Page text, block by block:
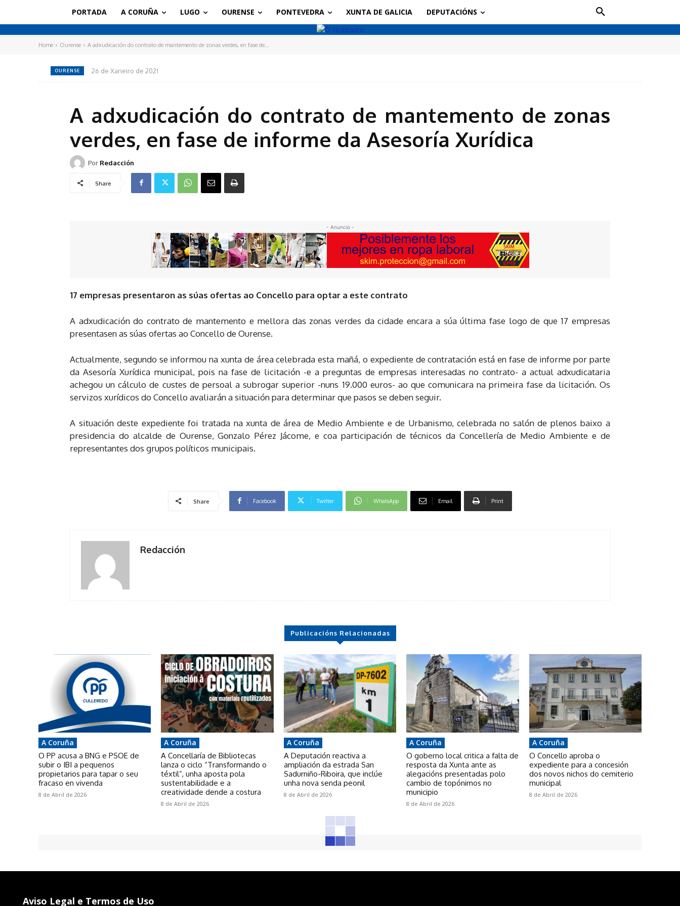
PORTADA A CORUÑA LUGO OURENSE PONTEVEDRA XUNTA DE GALICIA DEPUTACIÓNS
Home Ourense A adxudicación do contrato de mantemento de zonas verdes, en fase de...
OURENSE 26 de Xaneiro de 2021
A adxudicación do contrato de mantemento de zonas
verdes, en fase de informe da Asesoría Xurídica
Por Redacción
Share
- Anuncio -
17 empresas presentaron as súas ofertas ao Concello para optar a este contrato
A adxudicación do contrato de mantemento e mellora das zonas verdes da cidade encara a súa última fase logo de que 17 empresas
presentasen as súas ofertas ao Concello de Ourense.
Actualmente, segundo se informou na xunta de área celebrada esta mañá, o expediente de contratación está en fase de informe por parte
da Asesoría Xurídica municipal, pois na fase de licitación -e a preguntas de empresas interesadas no contrato- a actual adxudicataria
achegou un cálculo de custes de persoal a subrogar superior -nuns 19.000 euros- ao que comunicara na primeira fase da licitación. Os
servizos xurídicos do Concello avaliarán a situación para determinar que pasos se deben seguir.
A situación deste expediente foi tratada na xunta de área de Medio Ambiente e de Urbanismo, celebrada no salón de plenos baixo a
presidencia do alcalde de Ourense, Gonzalo Pérez Jácome, e coa participación de técnicos da Concellería de Medio Ambiente e de
representantes dos grupos políticos municipais.
Share Facebook Twitter WhatsApp Email Print
Redacción
Publicacións Relacionadas
A Coruña
O PP acusa a BNG e PSOE de
subir o IBI a pequenos
propietarios para tapar o seu
fracaso en vivenda
8 de Abril de 2026
A Coruña
A Concellaría de Bibliotecas
lanza o ciclo “Transformando o
téxtil”, unha aposta pola
sustentabilidade e a
creatividade dende a costura
8 de Abril de 2026
A Coruña
A Deputación reactiva a
ampliación da estrada San
Sadurniño-Riboira, que inclúe
unha nova senda peonil
8 de Abril de 2026
A Coruña
O goberno local critica a falta de
resposta da Xunta ante as
alegacións presentadas polo
cambio de topónimos no
municipio
8 de Abril de 2026
A Coruña
O Concello aproba o
expediente para a concesión
dos novos nichos do cemiterio
municipal
8 de Abril de 2026
Aviso Legal e Termos de Uso